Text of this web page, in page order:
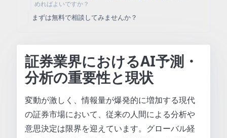
めればよいですか？
まずは無料で相談してみませんか？
証券業界におけるAI予測・
分析の重要性と現状
変動が激しく、情報量が爆発的に増加する現代
の証券市場において、従来の人間による分析や
意思決定は限界を迎えています。グローバル経